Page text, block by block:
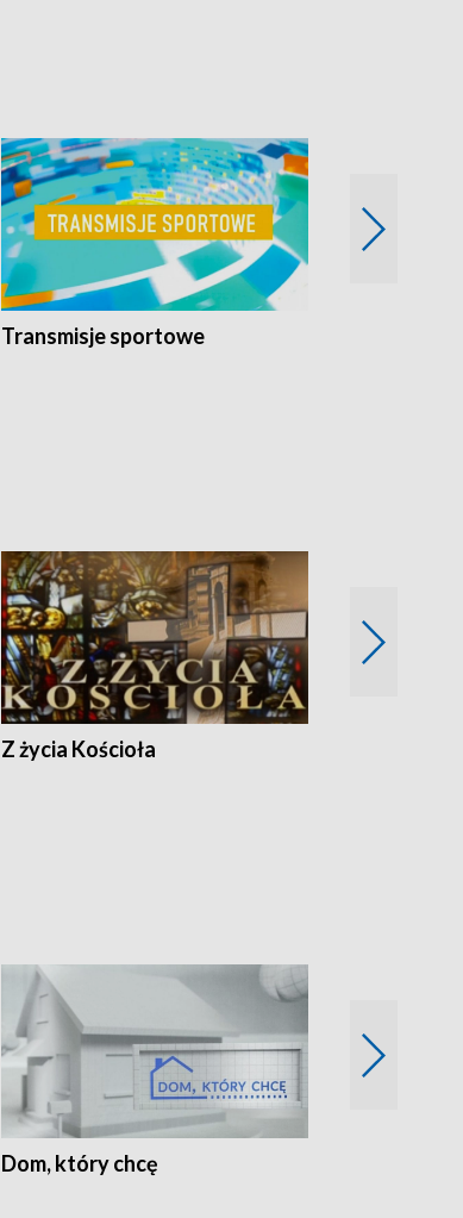
Transmisje sportowe
Z życia Kościoła
Dom, który chcę